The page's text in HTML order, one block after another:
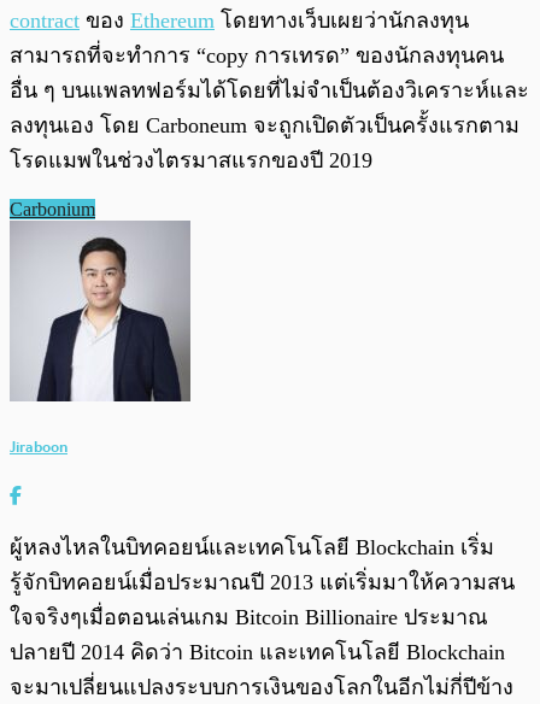
contract ของ Ethereum โดยทางเว็บเผยว่านักลงทุน
สามารถที่จะทำการ “copy การเทรด” ของนักลงทุนคน
อื่น ๆ บนแพลทฟอร์มได้โดยที่ไม่จำเป็นต้องวิเคราะห์และ
ลงทุนเอง โดย Carboneum จะถูกเปิดตัวเป็นครั้งแรกตาม
โรดแมพในช่วงไตรมาสแรกของปี 2019
Carbonium
Jiraboon
ผู้หลงไหลในบิทคอยน์และเทคโนโลยี Blockchain เริ่ม
รู้จักบิทคอยน์เมื่อประมาณปี 2013 แต่เริ่มมาให้ความสน
ใจจริงๆเมื่อตอนเล่นเกม Bitcoin Billionaire ประมาณ
ปลายปี 2014 คิดว่า Bitcoin และเทคโนโลยี Blockchain
จะมาเปลี่ยนแปลงระบบการเงินของโลกในอีกไม่กี่ปีข้าง